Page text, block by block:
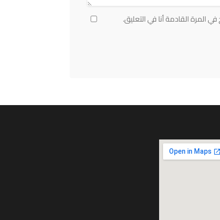
المرة القادمة أنا في التعليق.